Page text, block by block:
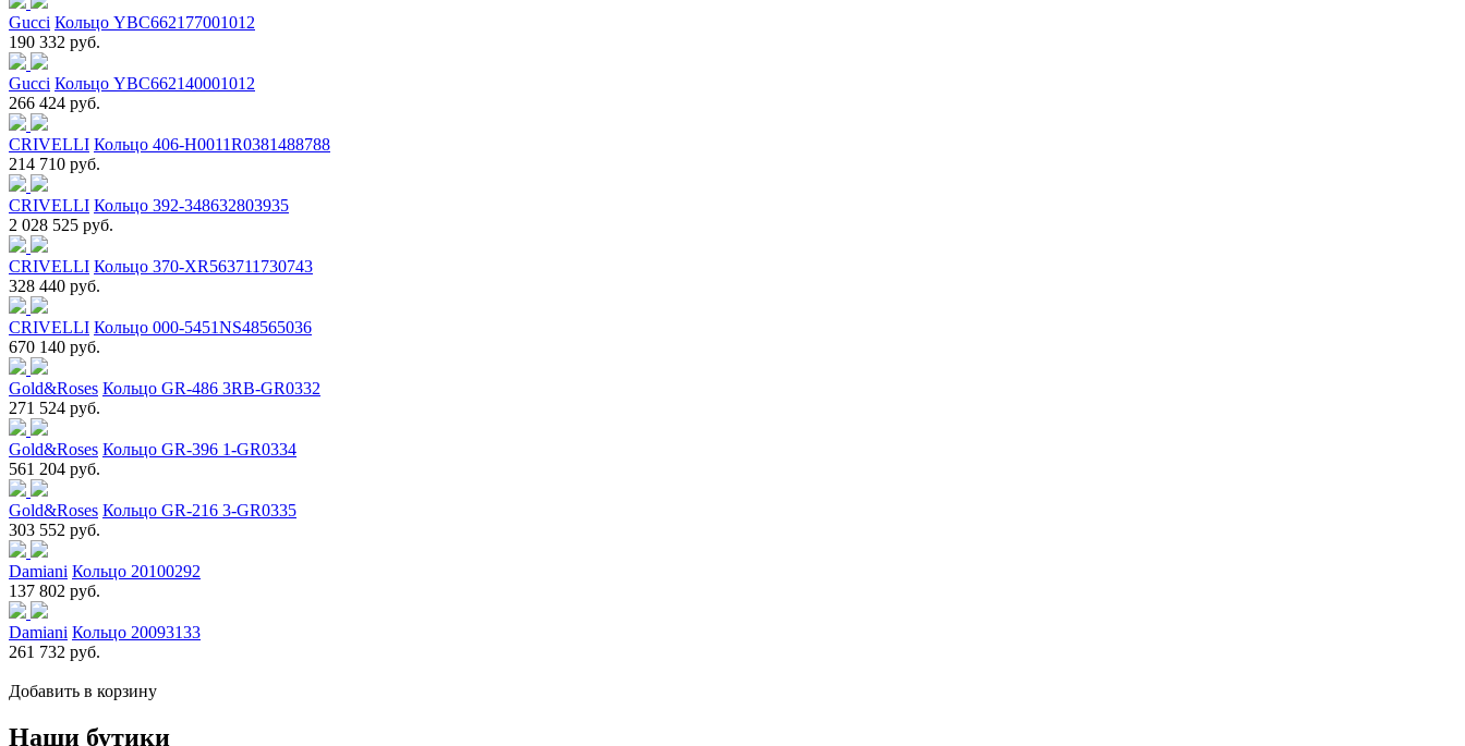
Gucci Кольцо YBC662177001012
190 332 руб.
Gucci Кольцо YBC662140001012
266 424 руб.
CRIVELLI Кольцо 406-H0011R0381488788
214 710 руб.
CRIVELLI Кольцо 392-348632803935
2 028 525 руб.
CRIVELLI Кольцо 370-XR563711730743
328 440 руб.
CRIVELLI Кольцо 000-5451NS48565036
670 140 руб.
Gold&Roses Кольцо GR-486 3RB-GR0332
271 524 руб.
Gold&Roses Кольцо GR-396 1-GR0334
561 204 руб.
Gold&Roses Кольцо GR-216 3-GR0335
303 552 руб.
Damiani Кольцо 20100292
137 802 руб.
Damiani Кольцо 20093133
261 732 руб.
Добавить в корзину
Наши бутики